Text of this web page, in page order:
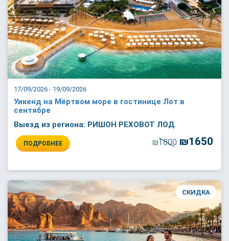
17/09/2026 - 19/09/2026
Уикенд на Мёртвом море в гостинице Лот в
сентябре
Выезд из региона: РИШОН РЕХОВОТ ЛОД
ПОДРОБНЕЕ ₪1800 ₪1650
СКИДКА